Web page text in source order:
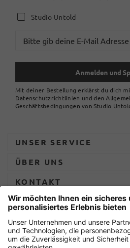
Studio Untold
Anmelden und
Mit deiner Bestellung erklärst du dich
Datenschutzrichtlinien und den
Geschäftsbedingungen von Studio
UNSER SERVICE
ÜBER UNS
KONTAKT
ZAHLUNG UND
Sicher einkaufen mit